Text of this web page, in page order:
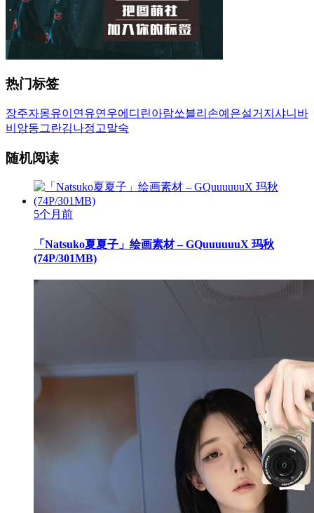
热门标签
장주자몽유이 연유연우에디린아람쏘블리 손예은설거지 샤니 바
비앙동그란김나정 고말숙
随机阅读
5个月前
「Natsuko夏夏子」绘画素材 – GQuuuuuuX 玛秋
(74P/301MB)